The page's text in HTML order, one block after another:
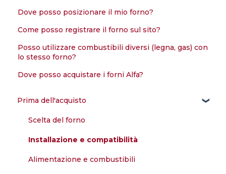
Dove posso posizionare il mio forno?
Come posso registrare il forno sul sito?
Posso utilizzare combustibili diversi (legna, gas) con
lo stesso forno?
Dove posso acquistare i forni Alfa?
Prima dell'acquisto
Scelta del forno
Installazione e compatibilità
Alimentazione e combustibili